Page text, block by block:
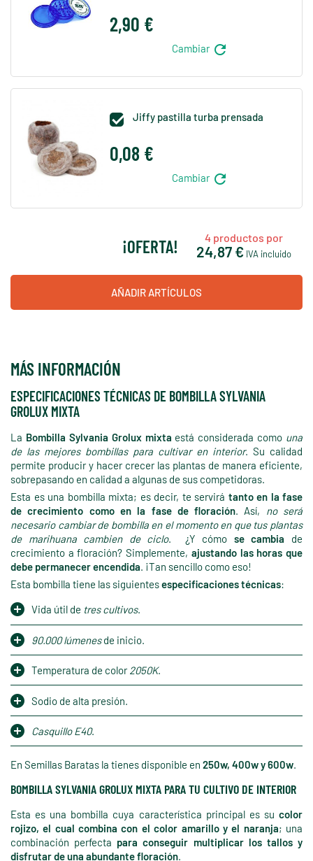
2,90 €
Cambiar refresh
 Jiffy pastilla turba prensada
0,08 €
Cambiar refresh
¡OFERTA! 4 productos por
24,87 € IVA incluido
AÑADIR ARTÍCULOS
MÁS INFORMACIÓN
ESPECIFICACIONES TÉCNICAS DE BOMBILLA SYLVANIA
GROLUX MIXTA
La Bombilla Sylvania Grolux mixta está considerada como una
de las mejores bombillas para cultivar en interior. Su calidad
permite producir y hacer crecer las plantas de manera eficiente,
sobrepasando en calidad a algunas de sus competidoras.
Esta es una bombilla mixta; es decir, te servirá tanto en la fase
de crecimiento como en la fase de floración. Así, no será
necesario cambiar de bombilla en el momento en que tus plantas
de marihuana cambien de ciclo. ¿Y cómo se cambia de
crecimiento a floración? Simplemente, ajustando las horas que
debe permanecer encendida. ¡Tan sencillo como eso!
Esta bombilla tiene las siguientesespecificaciones técnicas:
Vida útil de tres cultivos.
90.000 lúmenesde inicio.
Temperatura de color2050K.
Sodio de alta presión.
Casquillo E40.
En Semillas Baratas la tienes disponible en 250w, 400w y 600w.
BOMBILLA SYLVANIA GROLUX MIXTA PARA TU CULTIVO DE INTERIOR
Esta es una bombilla cuya característica principal es su color
rojizo, el cual combina con el color amarillo y el naranja; una
combinación perfecta para conseguir multiplicar los tallos y
disfrutar de una abundante floración.